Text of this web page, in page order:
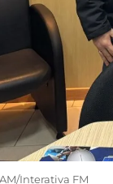
Interativa FM